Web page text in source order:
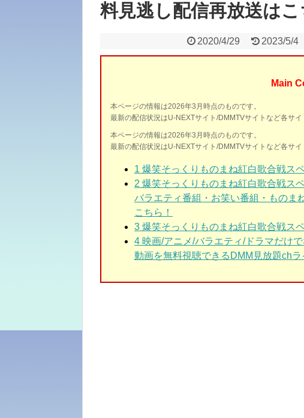
料見逃し配信再放送はこ
2020/4/29 2023/5/4
Main
本ページの情報は2026年3月時点のものです。
最新の配信状況はU-NEXTサイト/DMMTVサイトなど各サイ
本ページの情報は2026年3月時点のものです。
最新の配信状況はU-NEXTサイト/DMMTVサイトなど各サイ
1 爆笑そっくりものまね紅白歌合戦ス
2 爆笑そっくりものまね紅白歌合戦ス
バラエティ番組・お笑い番組・ものま
こちら！
3 爆笑そっくりものまね紅白歌合戦ス
4 映画/アニメ/バラエティ/ドラマだけ
動画を無料視聴できるDMM見放題chラ